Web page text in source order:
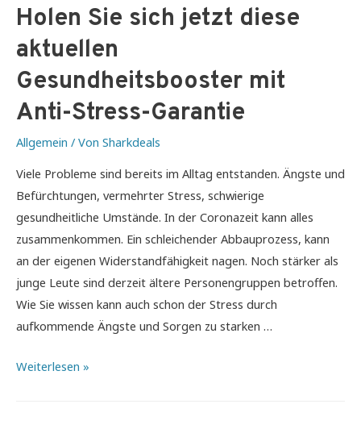
Holen Sie sich jetzt diese
aktuellen
Gesundheitsbooster mit
Anti-Stress-Garantie
Allgemein / Von Sharkdeals
Viele Probleme sind bereits im Alltag entstanden. Ängste und
Befürchtungen, vermehrter Stress, schwierige
gesundheitliche Umstände. In der Coronazeit kann alles
zusammenkommen. Ein schleichender Abbauprozess, kann
an der eigenen Widerstandfähigkeit nagen. Noch stärker als
junge Leute sind derzeit ältere Personengruppen betroffen.
Wie Sie wissen kann auch schon der Stress durch
aufkommende Ängste und Sorgen zu starken …
Holen
Weiterlesen »